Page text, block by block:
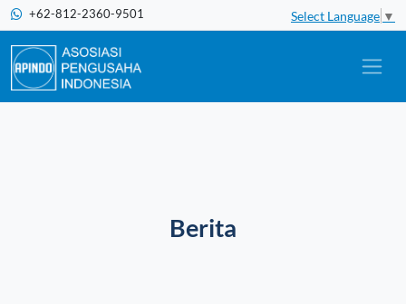
+62-812-2360-9501 Select Language ▼
Berita